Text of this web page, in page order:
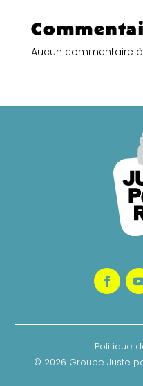
Aucun commentaire
Politique
© 2026 Groupe Juste